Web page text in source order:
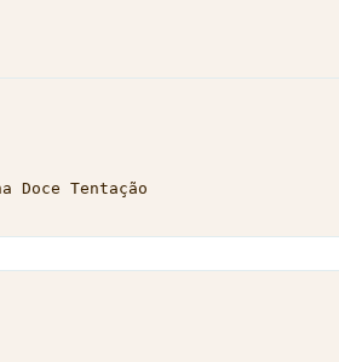
Doce Tentação